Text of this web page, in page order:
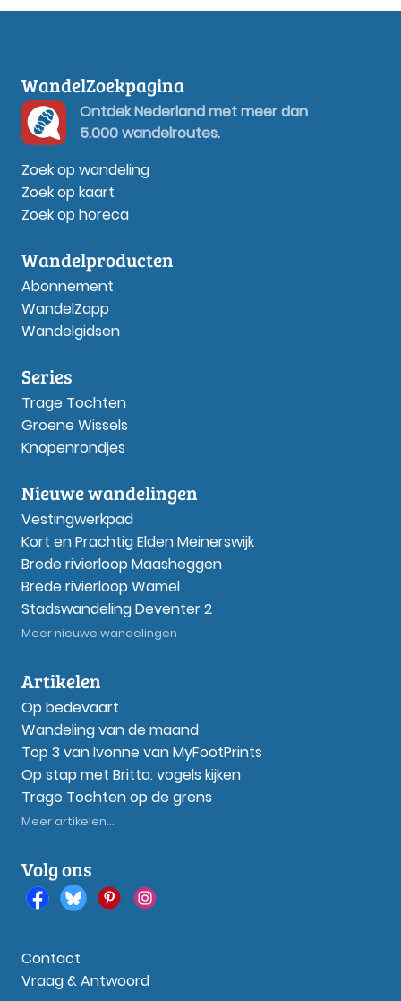
WandelZoekpagina
Ontdek Nederland met meer dan
5.000 wandelroutes.
Zoek op wandeling
Zoek op kaart
Zoek op horeca
Wandelproducten
Abonnement
WandelZapp
Wandelgidsen
Series
Trage Tochten
Groene Wissels
Knopenrondjes
Nieuwe wandelingen
Vestingwerkpad
Kort en Prachtig Elden Meinerswijk
Brede rivierloop Maasheggen
Brede rivierloop Wamel
Stadswandeling Deventer 2
Meer nieuwe wandelingen
Artikelen
Op bedevaart
Wandeling van de maand
Top 3 van Ivonne van MyFootPrints
Op stap met Britta: vogels kijken
Trage Tochten op de grens
Meer artikelen...
Volg ons
Contact
Vraag & Antwoord